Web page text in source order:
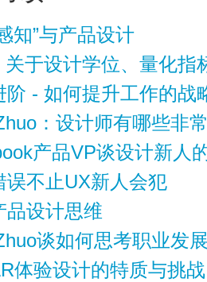
知”与产品设计
关于设计学位、量化指
阶 - 如何提升工作的战
：设计师有哪些非
产品VP谈设计新人
误不止UX新人会犯
品设计思维
谈如何思考职业发
体验设计的特质与挑战